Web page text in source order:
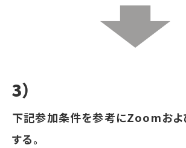
3）
下記参加条件を参考にZoomお
する。